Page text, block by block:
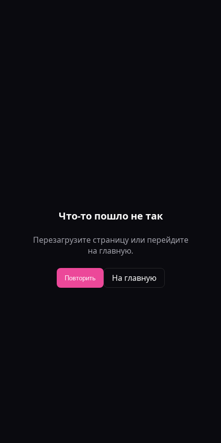
Что-то пошло не так
Перезагрузите страницу или перейдите
на главную.
Повторить На главную